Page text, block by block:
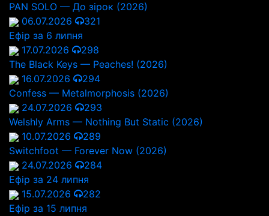
PAN SOLO — До зірок (2026)
06.07.2026
321
Ефір за 6 липня
17.07.2026
298
The Black Keys — Peaches! (2026)
16.07.2026
294
Confess — Metalmorphosis (2026)
24.07.2026
293
Welshly Arms — Nothing But Static (2026)
10.07.2026
289
Switchfoot — Forever Now (2026)
24.07.2026
284
Ефір за 24 липня
15.07.2026
282
Ефір за 15 липня